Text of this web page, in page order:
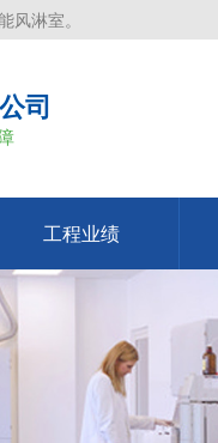
淋室。
司
工程业绩